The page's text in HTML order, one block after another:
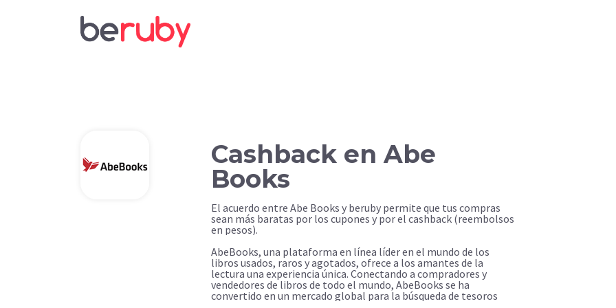
Cashback en Abe
Books
El acuerdo entre Abe Books y beruby permite que tus compras
sean más baratas por los cupones y por el cashback (reembolsos
en pesos).
AbeBooks, una plataforma en línea líder en el mundo de los
libros usados, raros y agotados, ofrece a los amantes de la
lectura una experiencia única. Conectando a compradores y
vendedores de libros de todo el mundo, AbeBooks se ha
convertido en un mercado global para la búsqueda de tesoros